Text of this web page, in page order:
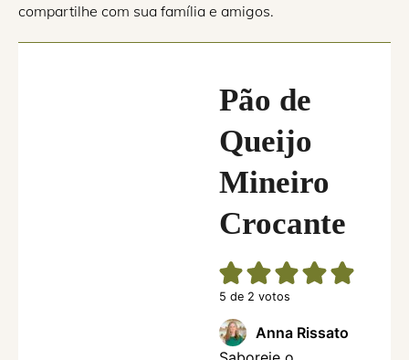
compartilhe com sua família e amigos.
Pão de
Queijo
Mineiro
Crocante
5 de 2 votos
Anna Rissato